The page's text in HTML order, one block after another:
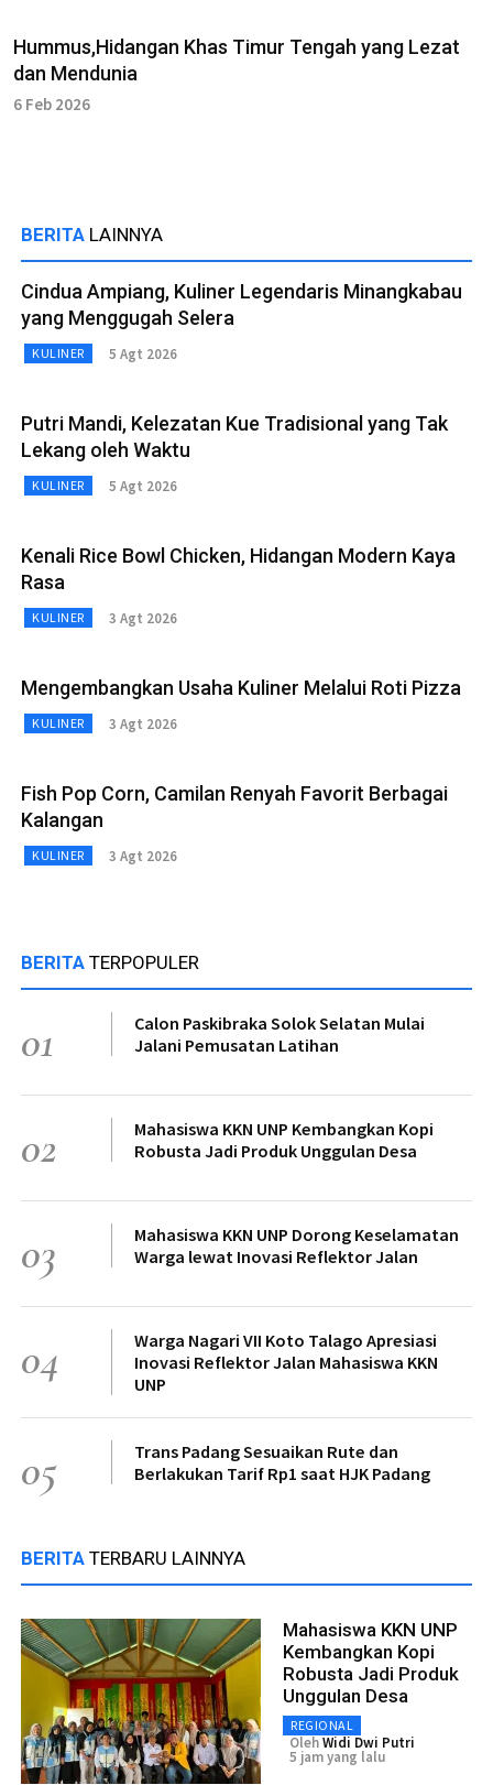
Hummus,Hidangan Khas Timur Tengah yang Lezat
dan Mendunia
6 Feb 2026
BERITA LAINNYA
Cindua Ampiang, Kuliner Legendaris Minangkabau
yang Menggugah Selera
KULINER 5 Agt 2026
Putri Mandi, Kelezatan Kue Tradisional yang Tak
Lekang oleh Waktu
KULINER 5 Agt 2026
Kenali Rice Bowl Chicken, Hidangan Modern Kaya
Rasa
KULINER 3 Agt 2026
Mengembangkan Usaha Kuliner Melalui Roti Pizza
KULINER 3 Agt 2026
Fish Pop Corn, Camilan Renyah Favorit Berbagai
Kalangan
KULINER 3 Agt 2026
BERITA TERPOPULER
01
Calon Paskibraka Solok Selatan Mulai
Jalani Pemusatan Latihan
02
Mahasiswa KKN UNP Kembangkan Kopi
Robusta Jadi Produk Unggulan Desa
03
Mahasiswa KKN UNP Dorong Keselamatan
Warga lewat Inovasi Reflektor Jalan
04
Warga Nagari VII Koto Talago Apresiasi
Inovasi Reflektor Jalan Mahasiswa KKN
UNP
05
Trans Padang Sesuaikan Rute dan
Berlakukan Tarif Rp1 saat HJK Padang
BERITA TERBARU LAINNYA
Mahasiswa KKN UNP
Kembangkan Kopi
Robusta Jadi Produk
Unggulan Desa
REGIONAL
OlehWidi Dwi Putri
5 jam yang lalu